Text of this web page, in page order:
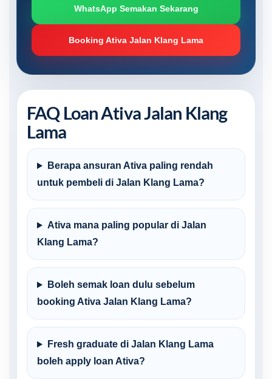
WhatsApp Semakan Sekarang
Booking Ativa Jalan Klang Lama
FAQ Loan Ativa Jalan Klang
Lama
Berapa ansuran Ativa paling rendah
untuk pembeli di Jalan Klang Lama?
Ativa mana paling popular di Jalan
Klang Lama?
Boleh semak loan dulu sebelum
booking Ativa Jalan Klang Lama?
Fresh graduate di Jalan Klang Lama
boleh apply loan Ativa?